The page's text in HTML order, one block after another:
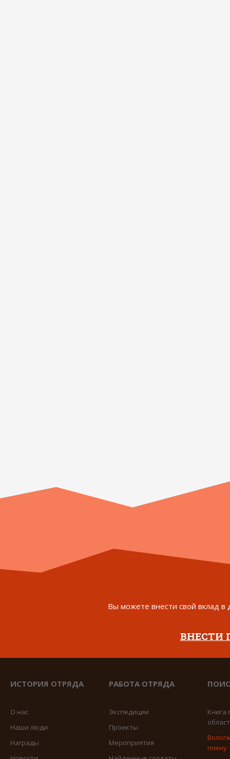
Вы можете внести свой вклад в
ВНЕСТИ
ИСТОРИЯ ОТРЯДА
О нас
Наши люди
Награды
РАБОТА ОТРЯДА
Экспедиции
Проекты
Мероприятия
Книга
плену